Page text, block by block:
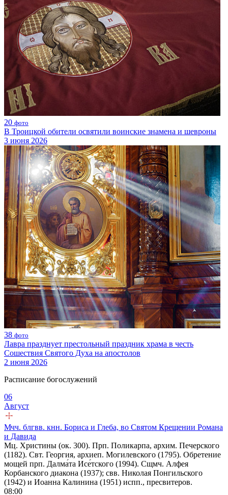
20 фото
В Троицкой обители освятили воинские знамена и шевроны
3 июня 2026
38 фото
Лавра празднует престольный праздник храма в честь
Сошествия Святого Духа на апостолов
2 июня 2026
Расписание богослужений
06
Август
Мчч. блгвв. кнн. Бориса и Глеба, во Святом Крещении Романа
и Давида
Мц. Христины (ок. 300). Прп. Поликарпа, архим. Печерского
(1182). Свт. Георгия, архиеп. Могилевского (1795). Обретение
мощей прп. Далма́та Исе́тского (1994). Сщмч. Алфея
Корбанского диакона (1937); свв. Николая Понгильского
(1942) и Иоанна Калинина (1951) испп., пресвитеров.
08:00